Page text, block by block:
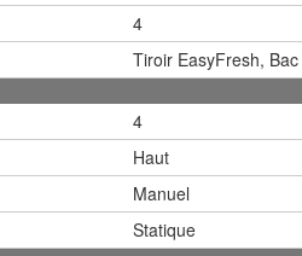
4
Tiroir EasyFresh,
4
Haut
Manuel
Statique